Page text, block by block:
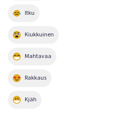
Itku
Kiukkuinen
Mahtavaa
Rakkaus
Kjäh